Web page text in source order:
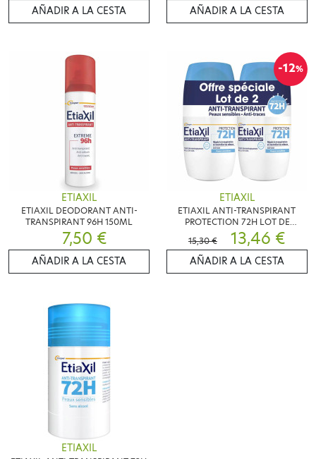
AÑADIR A LA CESTA AÑADIR A LA CESTA
ETIAXIL
ETIAXIL DEODORANT ANTI-
TRANSPIRANT 96H 150ML
7,50 €
AÑADIR A LA CESTA
-12%
ETIAXIL
ETIAXIL ANTI-TRANSPIRANT
PROTECTION 72H LOT DE
2X50ML
15,30 € 13,46 €
AÑADIR A LA CESTA
ETIAXIL